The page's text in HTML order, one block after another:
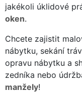
jakékoli úklidové
oken.
Chcete zajistit
nábytku, sekání
opravu nábytku a
zedníka nebo
manžely!